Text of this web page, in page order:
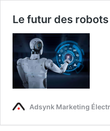
Le futur des robots
Adsynk Marketing